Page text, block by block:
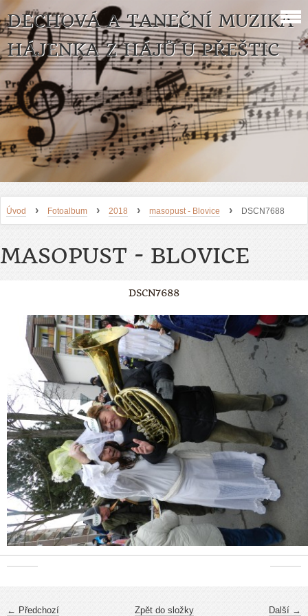
DECHOVÁ A TANEČNÍ MUZIKA
HÁJENKA Z HÁJŮ U PŘEŠTIC
Úvod › Fotoalbum › 2018 › masopust - Blovice › DSCN7688
MASOPUST - BLOVICE
DSCN7688
← Předchozí Další →
Zpět do složky